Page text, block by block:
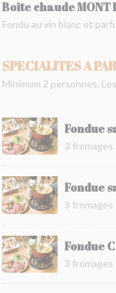
Boîte chaude MONT
Fondu au vin blanc et
SPECIALITES A
Minimum 2 personnes.
Fondue
3
Fondue
3 fromages
Fondue
3